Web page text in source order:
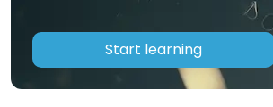
Start learning